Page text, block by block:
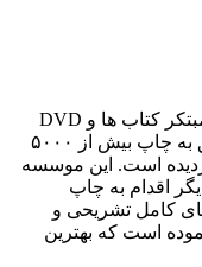
انتشارات پردازش به عنوان اولین ناشر و مبتکر کتاب ها و DVD
های کارشناسی ارشد و دکترا تاکنون موفق به چاپ بیش از ۵۰۰۰
است. این موسسه
اقدام به چاپ
کامل تشریحی و
است که بهترین